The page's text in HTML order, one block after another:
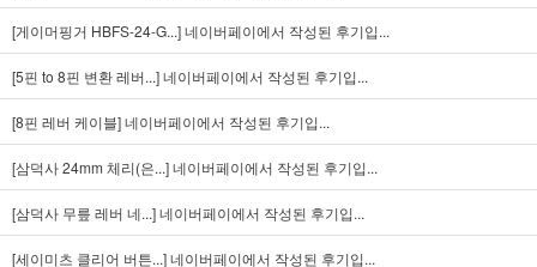
[게이머핑거 HBFS-24-G...]네이버페이에서 작성된 후기입...
[5핀 to 8핀 변환 레버...]네이버페이에서 작성된 후기입...
[8핀 레버 케이블]네이버페이에서 작성된 후기입...
[삼덕사 24mm 체리(은...]네이버페이에서 작성된 후기입...
[삼덕사 무릎 레버 네...]네이버페이에서 작성된 후기입...
[세이미츠 클리어 버튼...]네이버페이에서 작성된 후기입...